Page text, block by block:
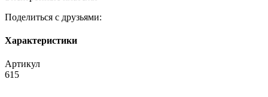
Поделиться с друзьями:
Характеристики
Артикул
615